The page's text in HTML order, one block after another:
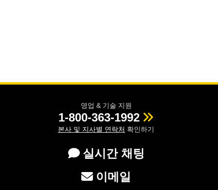
영업 & 기술 지원
1-800-363-1992
본사 및 지사별 연락처 확인하기
실시간 채팅
이메일